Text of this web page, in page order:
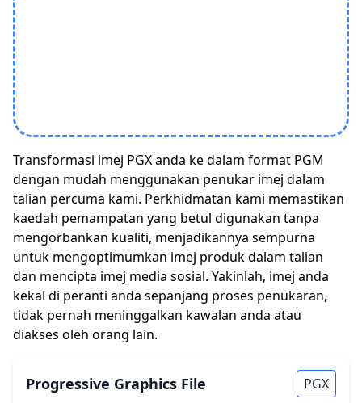
Transformasi imej PGX anda ke dalam format PGM
dengan mudah menggunakan penukar imej dalam
talian percuma kami. Perkhidmatan kami memastikan
kaedah pemampatan yang betul digunakan tanpa
mengorbankan kualiti, menjadikannya sempurna
untuk mengoptimumkan imej produk dalam talian
dan mencipta imej media sosial. Yakinlah, imej anda
kekal di peranti anda sepanjang proses penukaran,
tidak pernah meninggalkan kawalan anda atau
diakses oleh orang lain.
Progressive Graphics File PGX